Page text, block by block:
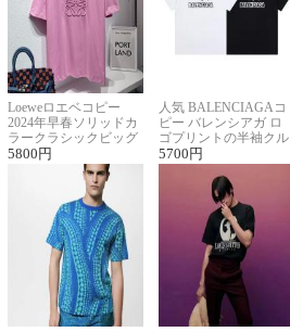
Loeweロエベコピー
2024年早春ソリッドカ
ラークラシックビッグ
ロゴ刺繍Tシャツ
5800 円
人気 BALENCIAGAコ
ピー バレンシアガ ロ
ゴプリントの半袖クル
ーネックTシャツ
5700 円